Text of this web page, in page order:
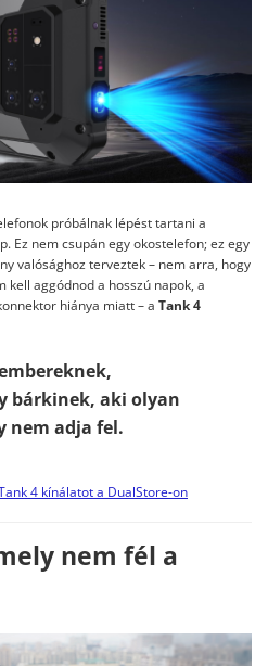
próbálnak lépést tartani a
Ez nem csupán egy okostelefon; ez egy
valósághoz terveztek – nem arra, hogy
kell aggódnod a hosszú napok, a
hiánya miatt – a Tank 4
bárkinek, aki olyan
nem adja fel.
4 kínálatot a DualStore-on
nem fél a